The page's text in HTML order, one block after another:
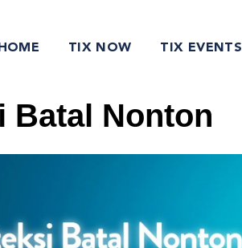
HOME TIX NOW TIX EVENTS
Batal Nonton